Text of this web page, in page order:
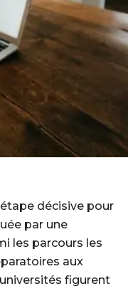
décisive pour
par une
les parcours les
aux
figurent